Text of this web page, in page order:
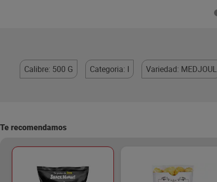
Calibre: 500 G Categoria: I Variedad: MEDJOUL
Te recomendamos